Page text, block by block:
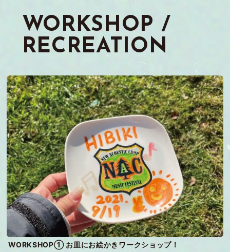
WORKSHOP /
RECREATION
WORKSHOP① お皿にお絵かきワークショップ！